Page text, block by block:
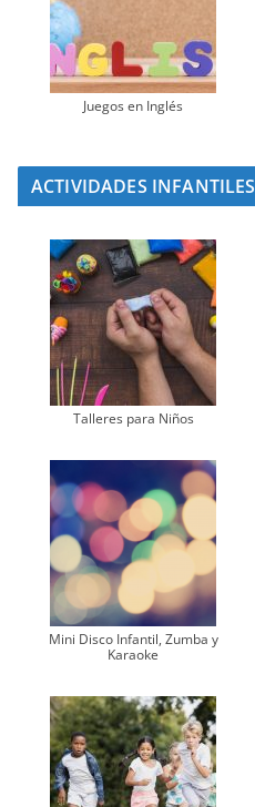
Juegos en Inglés
ACTIVIDADES INFANTILES
Talleres para Niños
Mini Disco Infantil, Zumba y
Karaoke